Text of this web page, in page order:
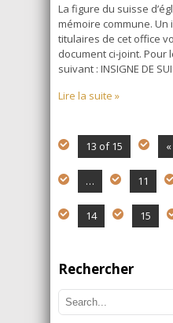
La figure du suisse
mémoire commune.
titulaires de cet office
document ci-joint. Pour
suivant : INSIGNE DE
Lire la suite »
13 of 15
… 11
14 15
Rechercher